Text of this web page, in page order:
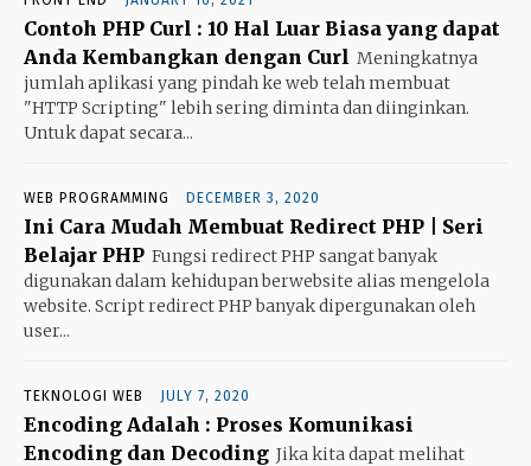
Contoh PHP Curl : 10 Hal Luar Biasa yang dapat
Anda Kembangkan dengan Curl Meningkatnya
jumlah aplikasi yang pindah ke web telah membuat
"HTTP Scripting" lebih sering diminta dan diinginkan.
Untuk dapat secara...
WEB PROGRAMMING DECEMBER 3, 2020
Ini Cara Mudah Membuat Redirect PHP | Seri
Belajar PHP Fungsi redirect PHP sangat banyak
digunakan dalam kehidupan berwebsite alias mengelola
website. Script redirect PHP banyak dipergunakan oleh
user...
TEKNOLOGI WEB JULY 7, 2020
Encoding Adalah : Proses Komunikasi
Encoding dan Decoding Jika kita dapat melihat